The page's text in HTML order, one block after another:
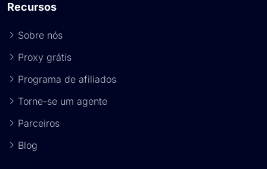
Recursos
Sobre nós
Proxy grátis
Programa de afiliados
Torne-se um agente
Parceiros
Blog